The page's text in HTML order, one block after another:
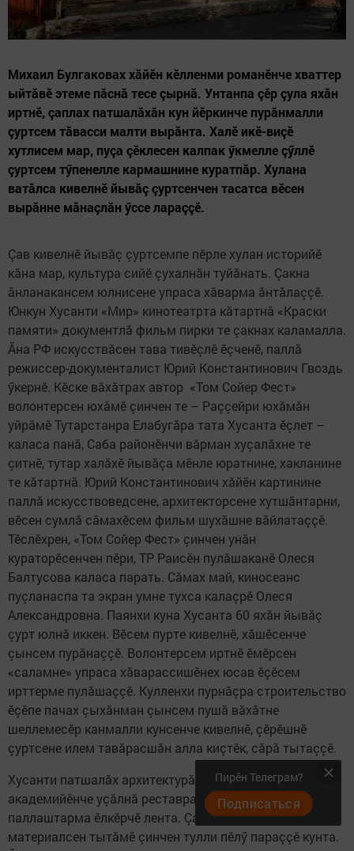
Михаил Булгаковах хăйӗн кӗлленми романӗнче хваттер
ыйтăвӗ этеме пăснă тесе çырнă. Унтанпа çӗр çула яхăн
иртнӗ, çаплах патшалăхăн кун йӗркинче пурăнмалли
çуртсем тăвасси малти вырăнта. Халӗ икӗ-виçӗ
хутлисем мар, пуçа çӗклесен калпак ӳкмелле çӳллӗ
çуртсем тӳпенелле кармашнине куратпăр. Хулана
ватăлса кивелнӗ йывăç çуртсенчен тасатса вӗсен
вырăнне мăнаçлăн ӳссе лараççӗ.
Çав кивелнӗ йывăç çуртсемпе пӗрле хулан историйӗ
кăна мар, культура сийӗ çухалнăн туйăнать. Çакна
ăнланакансем юлнисене упраса хăварма ăнтăлаççӗ.
Юнкун Хусанти «Мир» кинотеатрта кăтартнă «Краски
памяти» документлă фильм пирки те çакнах каламалла.
Ăна РФ искусствăсен тава тивӗçлӗ ӗçченӗ, паллă
режиссер-документалист Юрий Константинович Гвоздь
ӳкернӗ. Кӗске вăхăтрах автор «Том Сойер Фест»
волонтерсен юхăмӗ çинчен те – Раççейри юхăмăн
уйрăмӗ Тутарстанра Елабугăра тата Хусанта ӗçлет –
каласа панă, Саба районӗнчи вăрман хуçалăхне те
çитнӗ, тутар халăхӗ йывăçа мӗнле юратнине, хакланине
те кăтартнă. Юрий Константинович хăйӗн картинине
паллă искусствоведсене, архитекторсене хутшăнтарни,
вӗсен сумлă сăмахӗсем фильм шухăшне вăйлатаççӗ.
Тӗслӗхрен, «Том Сойер Фест» çинчен унăн
кураторӗсенчен пӗри, ТР Раисӗн пулăшаканӗ Олеся
Балтусова каласа парать. Сăмах май, киносеанс
пуçланаспа та экран умне тухса калаçрӗ Олеся
Александровна. Паянхи куна Хусанта 60 яхăн йывăç
çурт юлнă иккен. Вӗсем пурте кивелнӗ, хăшӗсенче
çынсем пурăнаççӗ. Волонтерсем иртнӗ ӗмӗрсен
«саламне» упраса хăварассишӗнех юсав ӗçӗсем
ирттерме пулăшаççӗ. Кулленхи пурнăçра строительство
ӗçӗпе пачах çыхăнман çынсем пушă вăхăтне
шеллемесӗр канмалли кунсенче кивелнӗ, çӗрӗшнӗ
çуртсене илем тавăрасшăн алла киçтӗк, сăрă тытаççӗ.
Хусанти патшалăх архитектурăпа строительство
академийӗнче уçăлнă реставраторсен уйрăмӗпе те
паллаштарма ӗлкӗрчӗ лента. Çамрăксене историпе
материалсен тытăмӗ çинчен тулли пӗлӳ параççӗ кунта.
Пирӗн Телеграм?
Подписаться